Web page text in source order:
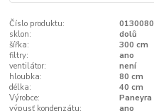
Číslo produktu:
0130080
sklon:
dolů
šířka:
300 cm
filtry:
ano
ventilátor:
není
hloubka:
80 cm
délka:
40 cm
Výrobce:
Paneyra
výpusť kondenzátu:
ano